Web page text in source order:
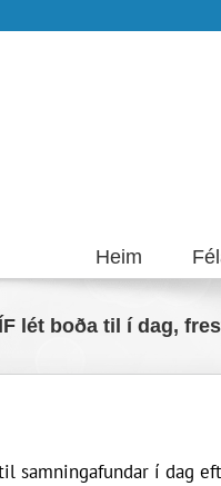
Heim
lét boða til í dag,
samningafundar í dag